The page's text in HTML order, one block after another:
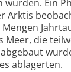
wurden. Ein
Arktis
Meer, die
abla­gerten.